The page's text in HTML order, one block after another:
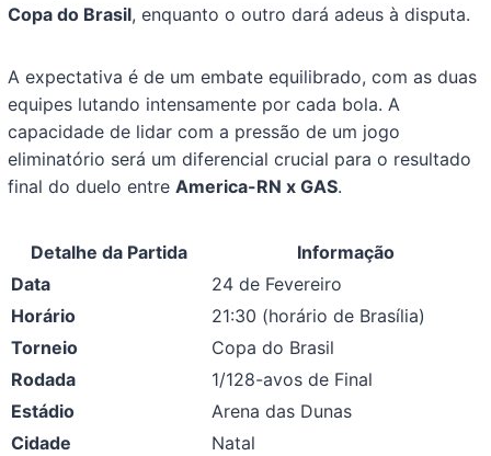
Copa do Brasil, enquanto o outro dará adeus à disputa.
A expectativa é de um embate equilibrado, com as duas
equipes lutando intensamente por cada bola. A
capacidade de lidar com a pressão de um jogo
eliminatório será um diferencial crucial para o resultado
final do duelo entreAmerica-RN x GAS.
Detalhe da Partida
Informação
Data
24 de Fevereiro
Horário
21:30 (horário de Brasília)
Torneio
Copa do Brasil
Rodada
1/128-avos de Final
Estádio
Arena das Dunas
Cidade
Natal